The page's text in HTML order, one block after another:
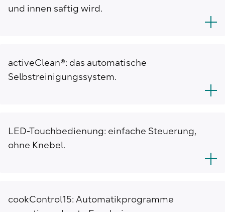
und innen saftig wird.
activeClean®: das automatische
Selbstreinigungssystem.
LED-Touchbedienung: einfache Steuerung,
ohne Knebel.
cookControl15: Automatikprogramme